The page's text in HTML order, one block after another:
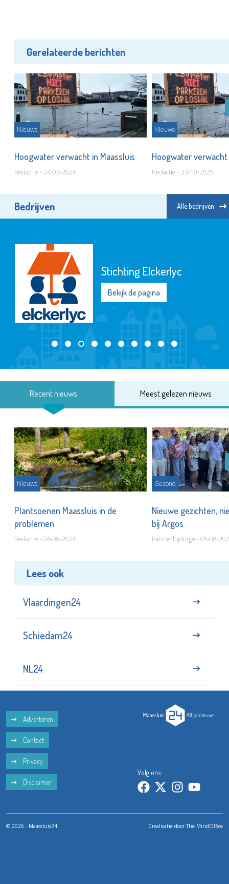
Gerelateerde berichten
Nieuws
Hoogwater verwacht in Maassluis
Redactie - 24-03-2026
Nieuws
Hoogwater
Redactie - 23-10-2025
Bedrijven Alle bedrijven
Stichting Elckerlyc
Bekijk de pagina
Recent nieuws Meest gelezen nieuws
Nieuws
Plantsoenen Maassluis in de
problemen
Redactie - 06-08-2026
Gezond
Nieuwe gezichten,
bij Argos
Partnerbijdrage - 05-08-
Lees ook
Vlaardingen24
Schiedam24
NL24
Adverteren
Contact
Privacy
Disclaimer
Volg ons:
© 2026 - Maassluis24 Crealisatie doorThe MindOffice